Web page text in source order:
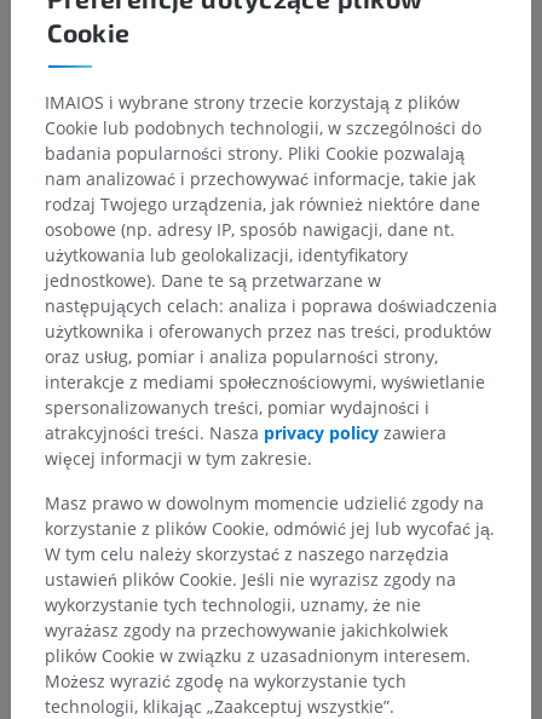
Cookie
IMAIOS i wybrane strony trzecie korzystają z plików
Cookie lub podobnych technologii, w szczególności do
badania popularności strony. Pliki Cookie pozwalają
nam analizować i przechowywać informacje, takie jak
rodzaj Twojego urządzenia, jak również niektóre dane
osobowe (np. adresy IP, sposób nawigacji, dane nt.
użytkowania lub geolokalizacji, identyfikatory
jednostkowe). Dane te są przetwarzane w
następujących celach: analiza i poprawa doświadczenia
użytkownika i oferowanych przez nas treści, produktów
oraz usług, pomiar i analiza popularności strony,
interakcje z mediami społecznościowymi, wyświetlanie
spersonalizowanych treści, pomiar wydajności i
atrakcyjności treści. Nasza privacy policy zawiera
więcej informacji w tym zakresie.
Masz prawo w dowolnym momencie udzielić zgody na
korzystanie z plików Cookie, odmówić jej lub wycofać ją.
W tym celu należy skorzystać z naszego narzędzia
ustawień plików Cookie. Jeśli nie wyrazisz zgody na
wykorzystanie tych technologii, uznamy, że nie
wyrażasz zgody na przechowywanie jakichkolwiek
plików Cookie w związku z uzasadnionym interesem.
Możesz wyrazić zgodę na wykorzystanie tych
technologii, klikając „Zaakceptuj wszystkie”.